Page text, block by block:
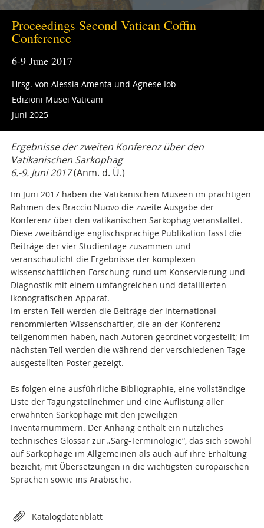
Proceedings Second Vatican Coffin
Conference
6-9 June 2017
Hrsg. von Alessia Amenta und Agnese Iob
Edizioni Musei Vaticani
Juni 2025
Ergebnisse der zweiten Konferenz über den
Vatikanischen Sarkophag
6.-9. Juni 2017(Anm. d. Ü.)
Im Juni 2017 haben die Vatikanischen Museen im prächtigen
Rahmen des Braccio Nuovo die zweite Ausgabe der
Konferenz über den vatikanischen Sarkophag veranstaltet.
Diese zweibändige englischsprachige Publikation fasst die
Beiträge der vier Studientage zusammen und
veranschaulicht die Ergebnisse der komplexen
wissenschaftlichen Forschung rund um Konservierung und
Diagnostik mit einem umfangreichen und detaillierten
ikonografischen Apparat.
Im ersten Teil werden die Beiträge der international
renommierten Wissenschaftler, die an der Konferenz
teilgenommen haben, nach Autoren geordnet vorgestellt; im
nächsten Teil werden die während der verschiedenen Tage
ausgestellten Poster gezeigt.
Es folgen eine ausführliche Bibliographie, eine vollständige
Liste der Tagungsteilnehmer und eine Auflistung aller
erwähnten Sarkophage mit den jeweiligen
Inventarnummern. Der Anhang enthält ein nützliches
technisches Glossar zur „Sarg-Terminologie“, das sich sowohl
auf Sarkophage im Allgemeinen als auch auf ihre Erhaltung
bezieht, mit Übersetzungen in die wichtigsten europäischen
Sprachen sowie ins Arabische.
Attachments
Katalogdatenblatt